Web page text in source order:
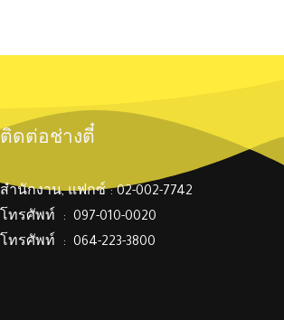
ติดต่อช่างตี๋
สำนักงาน, แฟกซ์ : 02-002-7742
โทรศัพท์ : 097-010-0020
โทรศัพท์ : 064-223-3800